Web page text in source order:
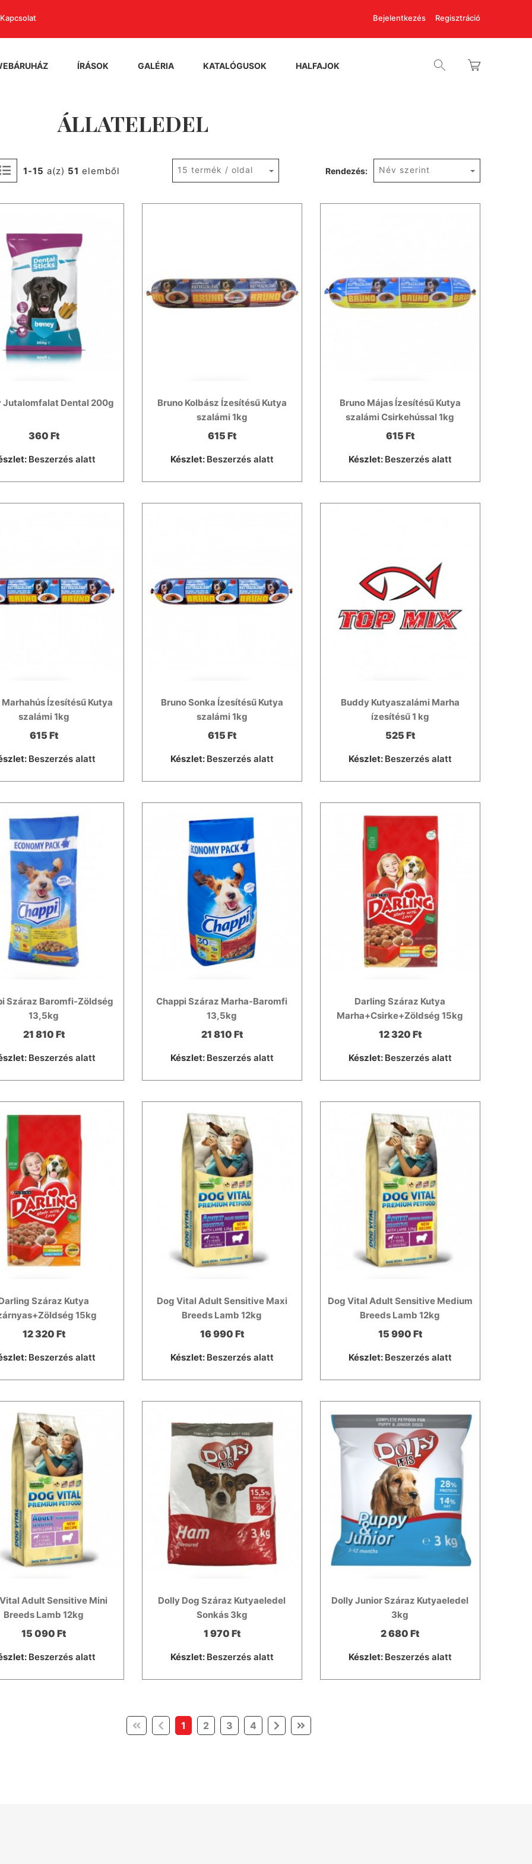
Kapcsolat Bejelentkezés Regisztráció
ÍRÁSOK GALÉRIA KATALÓGUSOK HALFAJOK
ÁLLATELEDEL
1-15 a(z) 51 elemből 15 termék / oldal Rendezés: Név szerint
Jutalomfalat Dental 200g
360 Ft
Beszerzés alatt
Bruno Kolbász Ízesítésű Kutya
szalámi 1kg
615 Ft
Készlet: Beszerzés alatt
Bruno Májas Ízesítésű Kutya
szalámi Csirkehússal 1kg
615 Ft
Készlet: Beszerzés alatt
Marhahús Ízesítésű Kutya
szalámi 1kg
615 Ft
Beszerzés alatt
Bruno Sonka Ízesítésű Kutya
szalámi 1kg
615 Ft
Készlet: Beszerzés alatt
Buddy Kutyaszalámi Marha
ízesítésű 1 kg
525 Ft
Készlet: Beszerzés alatt
Száraz Baromfi-Zöldség
13,5kg
21 810 Ft
Beszerzés alatt
Chappi Száraz Marha-Baromfi
13,5kg
21 810 Ft
Készlet: Beszerzés alatt
Darling Száraz Kutya
Marha+Csirke+Zöldség 15kg
12 320 Ft
Készlet: Beszerzés alatt
Száraz Kutya
15kg
12 320 Ft
Beszerzés alatt
Dog Vital Adult Sensitive Maxi
Breeds Lamb 12kg
16 990 Ft
Készlet: Beszerzés alatt
Dog Vital Adult Sensitive Medium
Breeds Lamb 12kg
15 990 Ft
Készlet: Beszerzés alatt
Adult Sensitive Mini
Breeds Lamb 12kg
15 090 Ft
Beszerzés alatt
Dolly Dog Száraz Kutyaeledel
Sonkás 3kg
1 970 Ft
Készlet: Beszerzés alatt
Dolly Junior Száraz Kutyaeledel
3kg
2 680 Ft
Készlet: Beszerzés alatt
1 (current)
2 3 4